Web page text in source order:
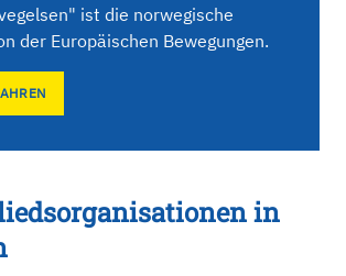
ist die norwegische
der Europäischen Bewegungen.
in